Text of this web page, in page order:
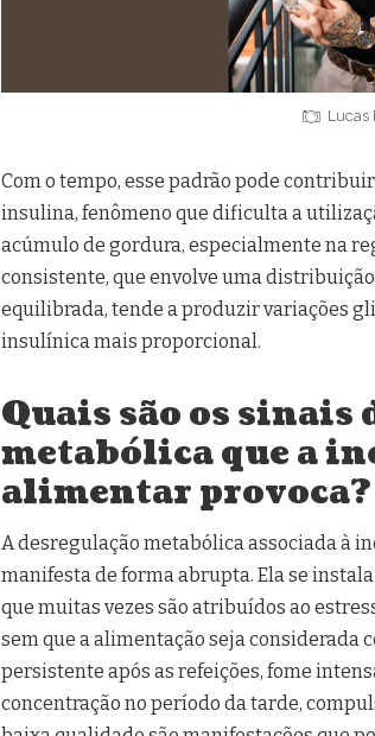
Lucas
Com o tempo, esse padrão pode
insulina, fenômeno que dificulta a
acúmulo de gordura, especialmente na
consistente, que envolve uma
equilibrada, tende a produzir variações
insulínica mais proporcional.
Quais são os sinais
metabólica que a
alimentar provoca?
A desregulação metabólica associada à
manifesta de forma abrupta. Ela se
que muitas vezes são atribuídos ao
sem que a alimentação seja
persistente após as refeições, fome
concentração no período da tarde,